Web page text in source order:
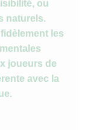
ou
naturels.
les
joueurs de
avec la